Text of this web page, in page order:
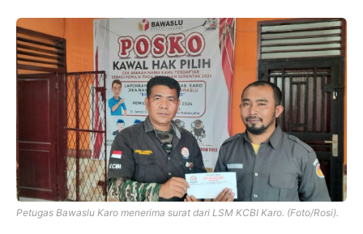
Petugas Bawaslu Karo menerima surat dari LSM KCBI Karo. (Foto/Rosi).